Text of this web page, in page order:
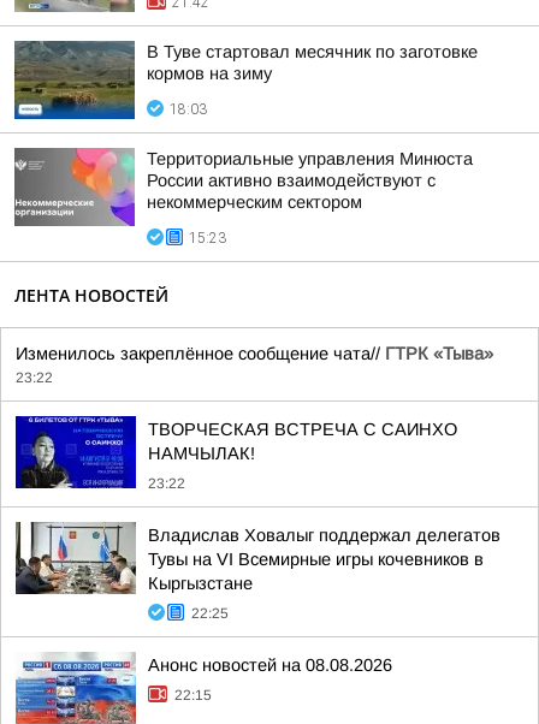
В Туве стартовал месячник по заготовке
кормов на зиму
18:03
Территориальные управления Минюста
России активно взаимодействуют с
некоммерческим сектором
15:23
ЛЕНТА НОВОСТЕЙ
Изменилось закреплённое сообщение чата// ГТРК «Тыва»
23:22
ТВОРЧЕСКАЯ ВСТРЕЧА С САИНХО
НАМЧЫЛАК!
23:22
Владислав Ховалыг поддержал делегатов
Тувы на VI Всемирные игры кочевников в
Кыргызстане
22:25
Анонс новостей на 08.08.2026
22:15